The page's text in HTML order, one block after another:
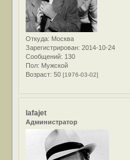
Откуда: Москва
Зарегистрирован: 2014-10-24
Сообщений: 130
Пол: Мужской
Возраст: 50[1976-03-02]
lafajet
Администратор